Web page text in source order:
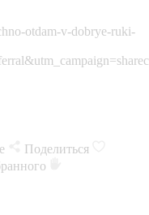
otdam-v-dobrye-ruki-
Поделиться